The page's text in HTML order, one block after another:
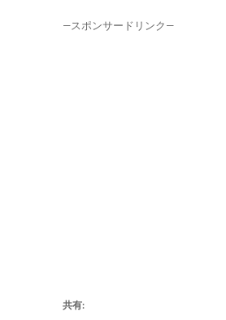
—スポンサードリンク—
共有: